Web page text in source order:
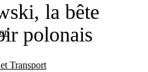
Transport
la bête
polonais